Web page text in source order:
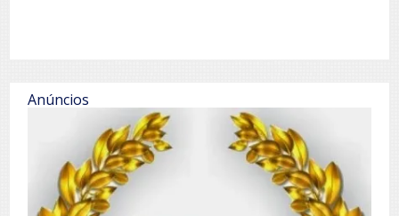
Anúncios